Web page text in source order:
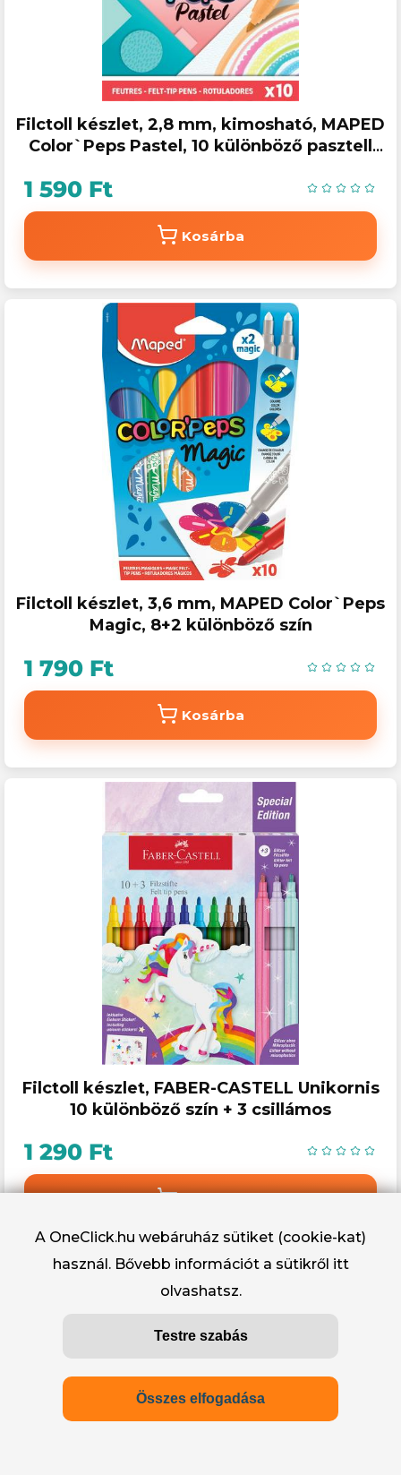
Filctoll készlet, 2,8 mm, kimosható, MAPED
Color`Peps Pastel, 10 különböző pasztell
1 590 Ft
Kosárba
Filctoll készlet, 3,6 mm, MAPED Color`Peps
Magic, 8+2 különböző szín
1 790 Ft
Kosárba
Filctoll készlet, FABER-CASTELL Unikornis
10 különböző szín + 3 csillámos
1 290 Ft
A OneClick.hu webáruház sütiket (cookie-kat)
használ. Bővebb információt a sütikről itt
olvashatsz.
Testre szabás
Összes elfogadása